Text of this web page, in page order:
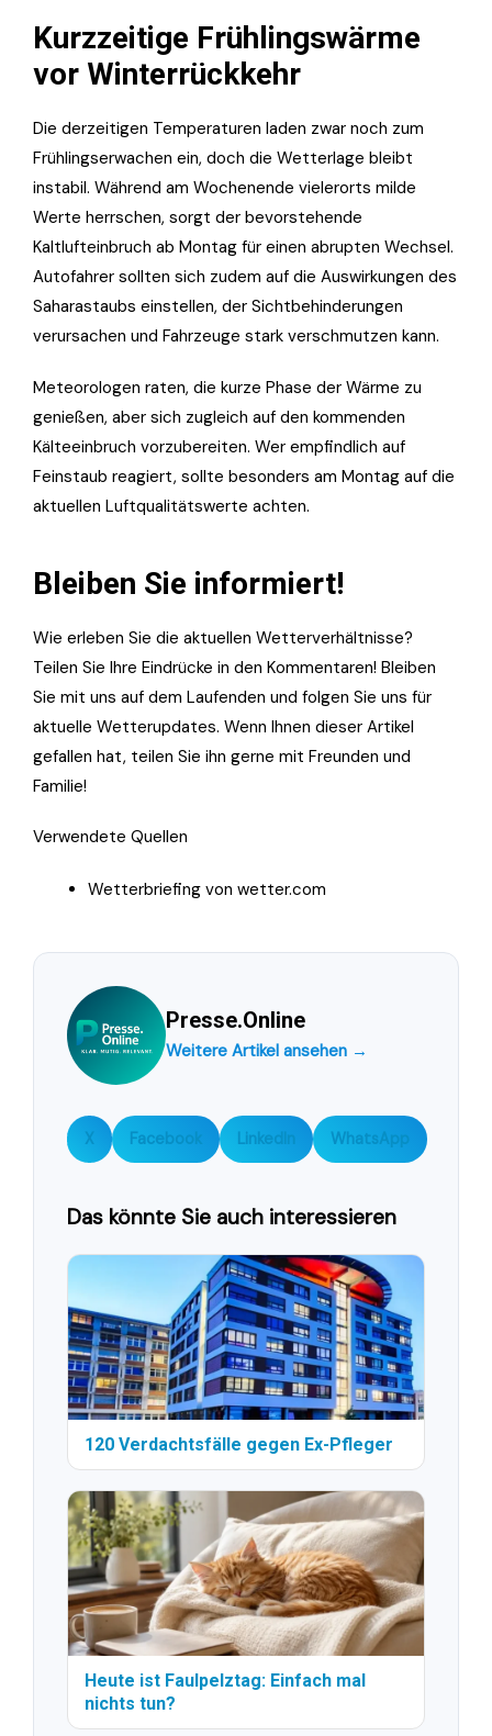
Kurzzeitige Frühlingswärme
vor Winterrückkehr
Die derzeitigen Temperaturen laden zwar noch zum
Frühlingserwachen ein, doch die Wetterlage bleibt
instabil. Während am Wochenende vielerorts milde
Werte herrschen, sorgt der bevorstehende
Kaltlufteinbruch ab Montag für einen abrupten Wechsel.
Autofahrer sollten sich zudem auf die Auswirkungen des
Saharastaubs einstellen, der Sichtbehinderungen
verursachen und Fahrzeuge stark verschmutzen kann.
Meteorologen raten, die kurze Phase der Wärme zu
genießen, aber sich zugleich auf den kommenden
Kälteeinbruch vorzubereiten. Wer empfindlich auf
Feinstaub reagiert, sollte besonders am Montag auf die
aktuellen Luftqualitätswerte achten.
Bleiben Sie informiert!
Wie erleben Sie die aktuellen Wetterverhältnisse?
Teilen Sie Ihre Eindrücke in den Kommentaren! Bleiben
Sie mit uns auf dem Laufenden und folgen Sie uns für
aktuelle Wetterupdates. Wenn Ihnen dieser Artikel
gefallen hat, teilen Sie ihn gerne mit Freunden und
Familie!
Verwendete Quellen
Wetterbriefing von wetter.com
Presse.Online
Weitere Artikel ansehen →
X Facebook LinkedIn WhatsApp
Das könnte Sie auch interessieren
120 Verdachtsfälle gegen Ex-Pfleger
Heute ist Faulpelztag: Einfach mal
nichts tun?